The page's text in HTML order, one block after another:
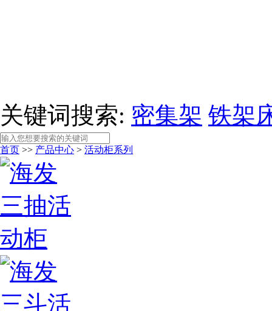
关键词搜索: 密集架 铁架
首页 >> 产品中心 > 活动柜系列